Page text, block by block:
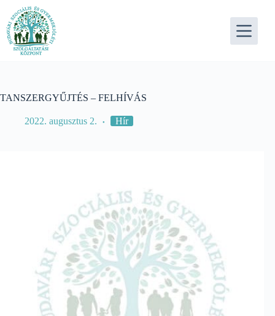
content
TANSZERGYŰJTÉS – FELHÍVÁS
2022. augusztus 2. Hír